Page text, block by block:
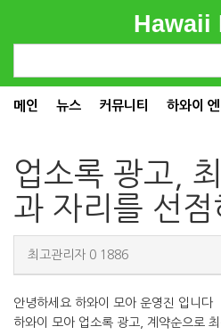
Hawaii
메인 뉴스 커뮤니티 하와이
업소록 광고,
과 자리를 선
최고관리자 0 1886
안녕하세요 하와이 모아 운영진 입니다
하와이 모아 업소록 광고, 계약순으로